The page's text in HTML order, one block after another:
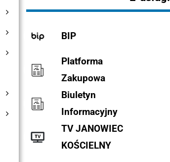
BIP
Platforma
Zakupowa
Biuletyn
Informacyjny
TV JANOWIEC
KOŚCIELNY